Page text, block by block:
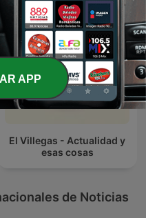
El Villegas - Actualidad y
esas cosas
de Noticias
APP